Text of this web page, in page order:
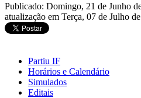
Publicado: Domingo, 21 de Junho
atualização em Terça, 07 de Julho
Partiu IF
Horários e Calendário
Simulados
Editais